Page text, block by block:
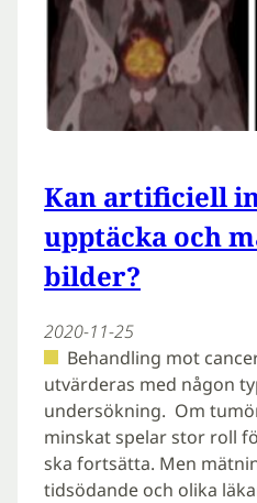
Kan artificiell
upptäcka och
bilder?
2020-11-25
Behandling mot
utvärderas med någon
undersökning. Om
minskat spelar stor roll
ska fortsätta. Men
tidsödande och olika